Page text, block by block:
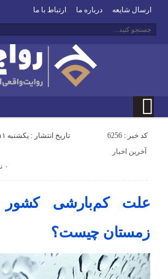
ارسال شایعه درباره ما ارتباط با ما
کد خبر : 6256 تاریخ انتشار : یکشنبه ۱۱ آذر ۱۴۰۳ - ۱۲:۵۰
۰ نظر
آخرین اخبار
علت کم‌بارشی کشور
زمستان چیست؟